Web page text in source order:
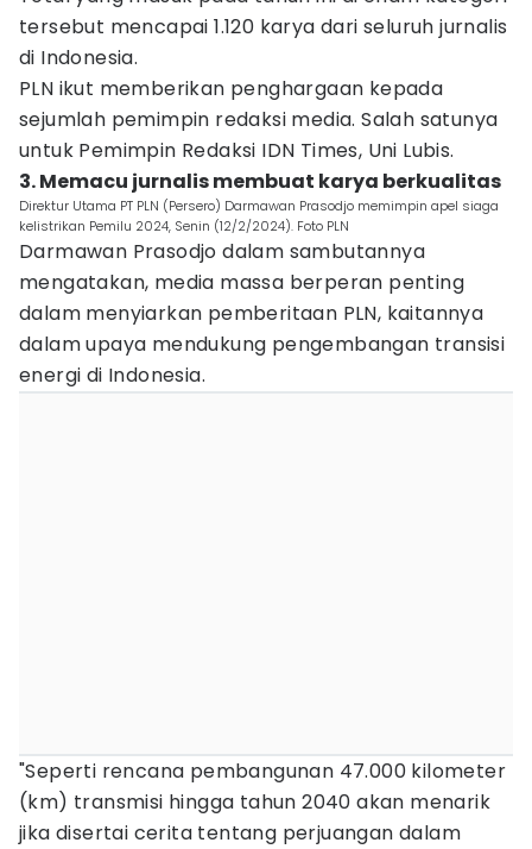
tersebut mencapai 1.120 karya dari seluruh jurnalis
di Indonesia.
PLN ikut memberikan penghargaan kepada
sejumlah pemimpin redaksi media. Salah satunya
untuk Pemimpin Redaksi IDN Times, Uni Lubis.
3. Memacu jurnalis membuat karya berkualitas
Direktur Utama PT PLN (Persero) Darmawan Prasodjo memimpin apel siaga
kelistrikan Pemilu 2024, Senin (12/2/2024). Foto PLN
Darmawan Prasodjo dalam sambutannya
mengatakan, media massa berperan penting
dalam menyiarkan pemberitaan PLN, kaitannya
dalam upaya mendukung pengembangan transisi
energi di Indonesia.
"Seperti rencana pembangunan 47.000 kilometer
(km) transmisi hingga tahun 2040 akan menarik
jika disertai cerita tentang perjuangan dalam